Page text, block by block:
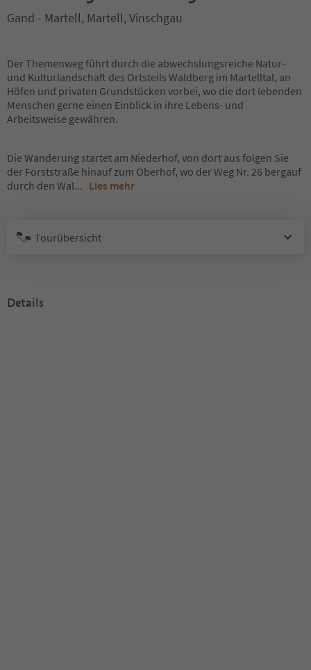
Gand - Martell, Martell, Vinschgau
Der Themenweg führt durch die abwechslungsreiche Natur-
und Kulturlandschaft des Ortsteils Waldberg im Martelltal, an
Höfen und privaten Grundstücken vorbei, wo die dort lebenden
Menschen gerne einen Einblick in ihre Lebens- und
Arbeitsweise gewähren.
Die Wanderung startet am Niederhof, von dort aus folgen Sie
der Forststraße hinauf zum Oberhof, wo der Weg Nr. 26 bergauf
durch den Wal... Lies mehr
Tourübersicht
Details